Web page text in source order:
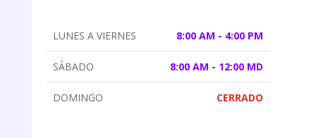
LUNES A VIERNES 8:00 AM - 4:00 PM
SÁBADO 8:00 AM - 12:00 MD
DOMINGO CERRADO